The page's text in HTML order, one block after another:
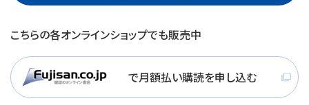
こちらの各オンラインショップでも販売中
で月額払い購読を申し込む